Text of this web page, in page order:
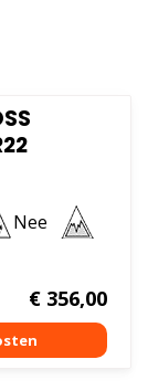
Nee
€356,00